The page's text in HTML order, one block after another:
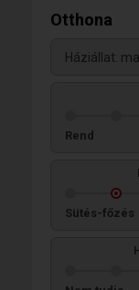
Otthona
Háziállat:
Rend
Sütés-főzés